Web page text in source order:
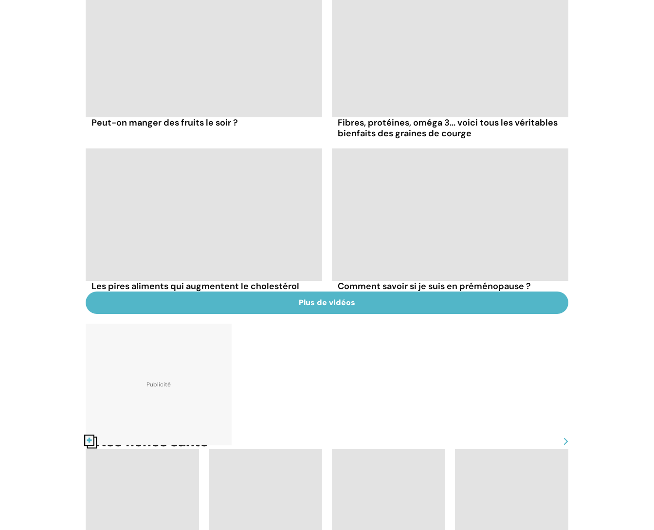
Peut-on manger des fruits le soir ?
Fibres, protéines, oméga 3... voici tous les véritables
bienfaits des graines de courge
Les pires aliments qui augmentent le cholestérol Comment savoir si je suis en préménopause ?
Plus de vidéos
Nos fiches santé